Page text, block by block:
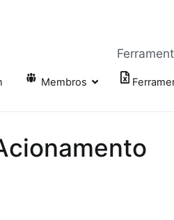
Membros